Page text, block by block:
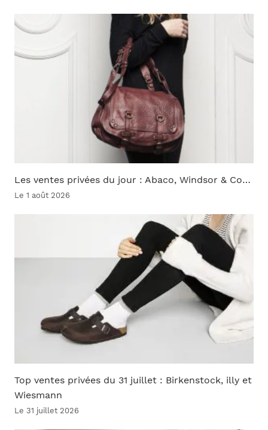
Les ventes privées du jour : Abaco, Windsor & Co…
Le 1 août 2026
Top ventes privées du 31 juillet : Birkenstock, illy et
Wiesmann
Le 31 juillet 2026